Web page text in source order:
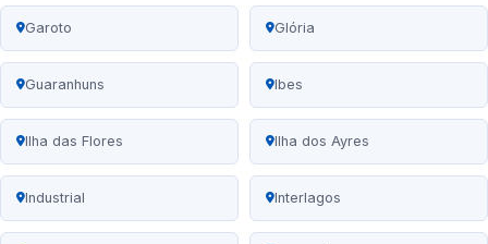
Garoto Glória
Guaranhuns Ibes
Ilha das Flores Ilha dos Ayres
Industrial Interlagos